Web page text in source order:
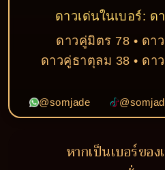
ดาวเด่นในเบอร์: ด
ดาวคู่มิตร 78 • ดา
ดาวคู่ธาตุลม 38 • ดา
@somjade
หากเป็นเบอร์ขอ